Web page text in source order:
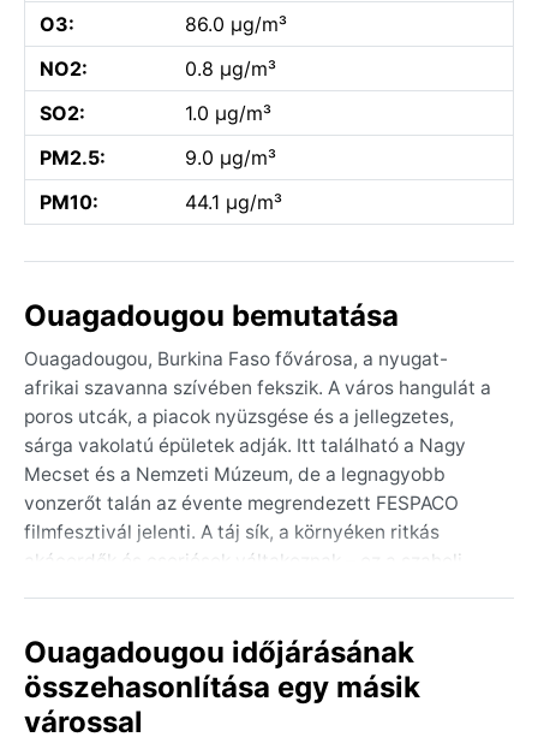
O3:
86.0 µg/m³
NO2:
0.8 µg/m³
SO2:
1.0 µg/m³
PM2.5:
9.0 µg/m³
PM10:
44.1 µg/m³
Ouagadougou bemutatása
Ouagadougou, Burkina Faso fővárosa, a nyugat-
afrikai szavanna szívében fekszik. A város hangulát a
poros utcák, a piacok nyüzsgése és a jellegzetes,
sárga vakolatú épületek adják. Itt található a Nagy
Mecset és a Nemzeti Múzeum, de a legnagyobb
vonzerőt talán az évente megrendezett FESPACO
filmfesztivál jelenti. A táj sík, a környéken ritkás
akácerdők és cserjések váltakoznak – ez a szaheli
A klíma a BSh, azaz forró fél-sivatagi kategóriába
tartozik. Az év két nagy szakaszra oszlik: a szárazra
(novembertől májusig) és az esősre (júniustól
Ouagadougou időjárásának
összehasonlítása egy másik
várossal